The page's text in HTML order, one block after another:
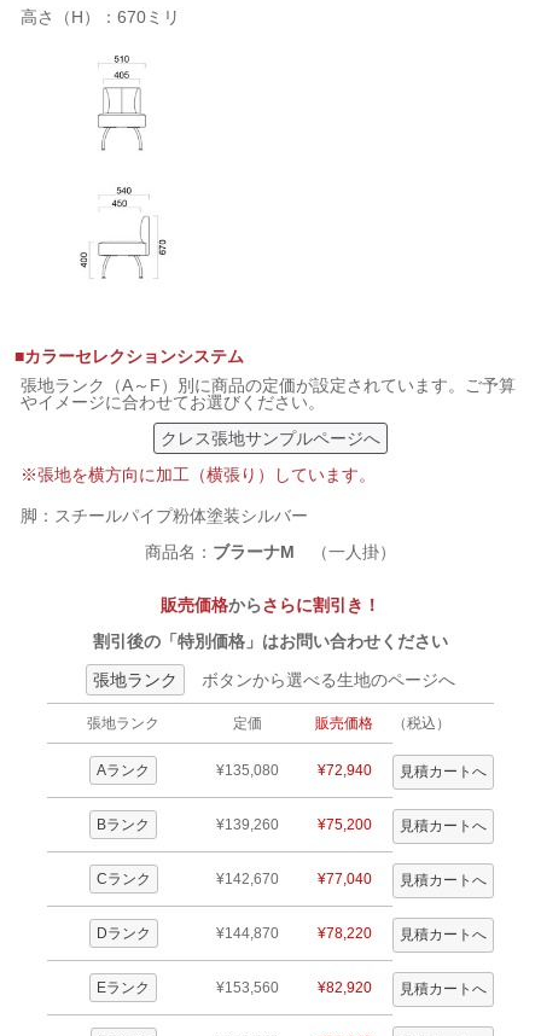
高さ（H）：670ミリ
■カラーセレクションシステム
張地ランク（A～F）別に商品の定価が設定されています。ご予算
やイメージに合わせてお選びください。
クレス張地サンプルページへ
※張地を横方向に加工（横張り）しています。
脚：スチールパイプ粉体塗装シルバー
商品名： ブラーナM （一人掛）
販売価格からさらに割引き！
割引後の「特別価格」はお問い合わせください
張地ランク
ボタンから選べる生地のページへ
張地ランク 定価 販売価格 （税込）
Aランク ¥135,080 ¥72,940
Bランク ¥139,260 ¥75,200
Cランク ¥142,670 ¥77,040
Dランク ¥144,870 ¥78,220
Eランク ¥153,560 ¥82,920